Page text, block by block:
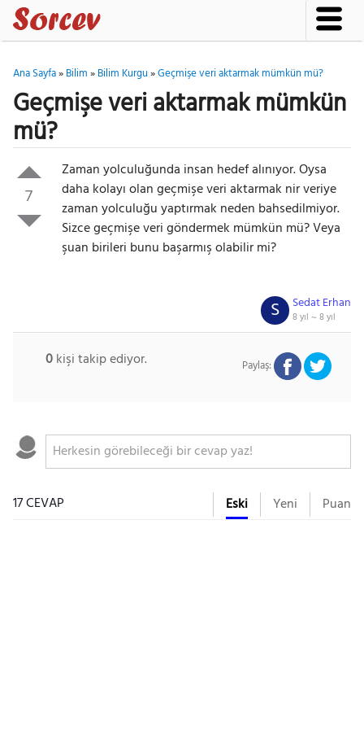
Ana Sayfa»Bilim»Bilim Kurgu»Geçmişe veri aktarmak mümkün mü?
Geçmişe veri aktarmak mümkün
mü?
7
Zaman yolculuğunda insan hedef alınıyor. Oysa
daha kolayı olan geçmişe veri aktarmak nir veriye
zaman yolculuğu yaptırmak neden bahsedilmiyor.
Sizce geçmişe veri göndermek mümkün mü? Veya
şuan birileri bunu başarmış olabilir mi?
Sedat Erhan
8 yıl ~8 yıl
S
0kişi takip ediyor. Paylaş:
17 CEVAP Eski Yeni Puan